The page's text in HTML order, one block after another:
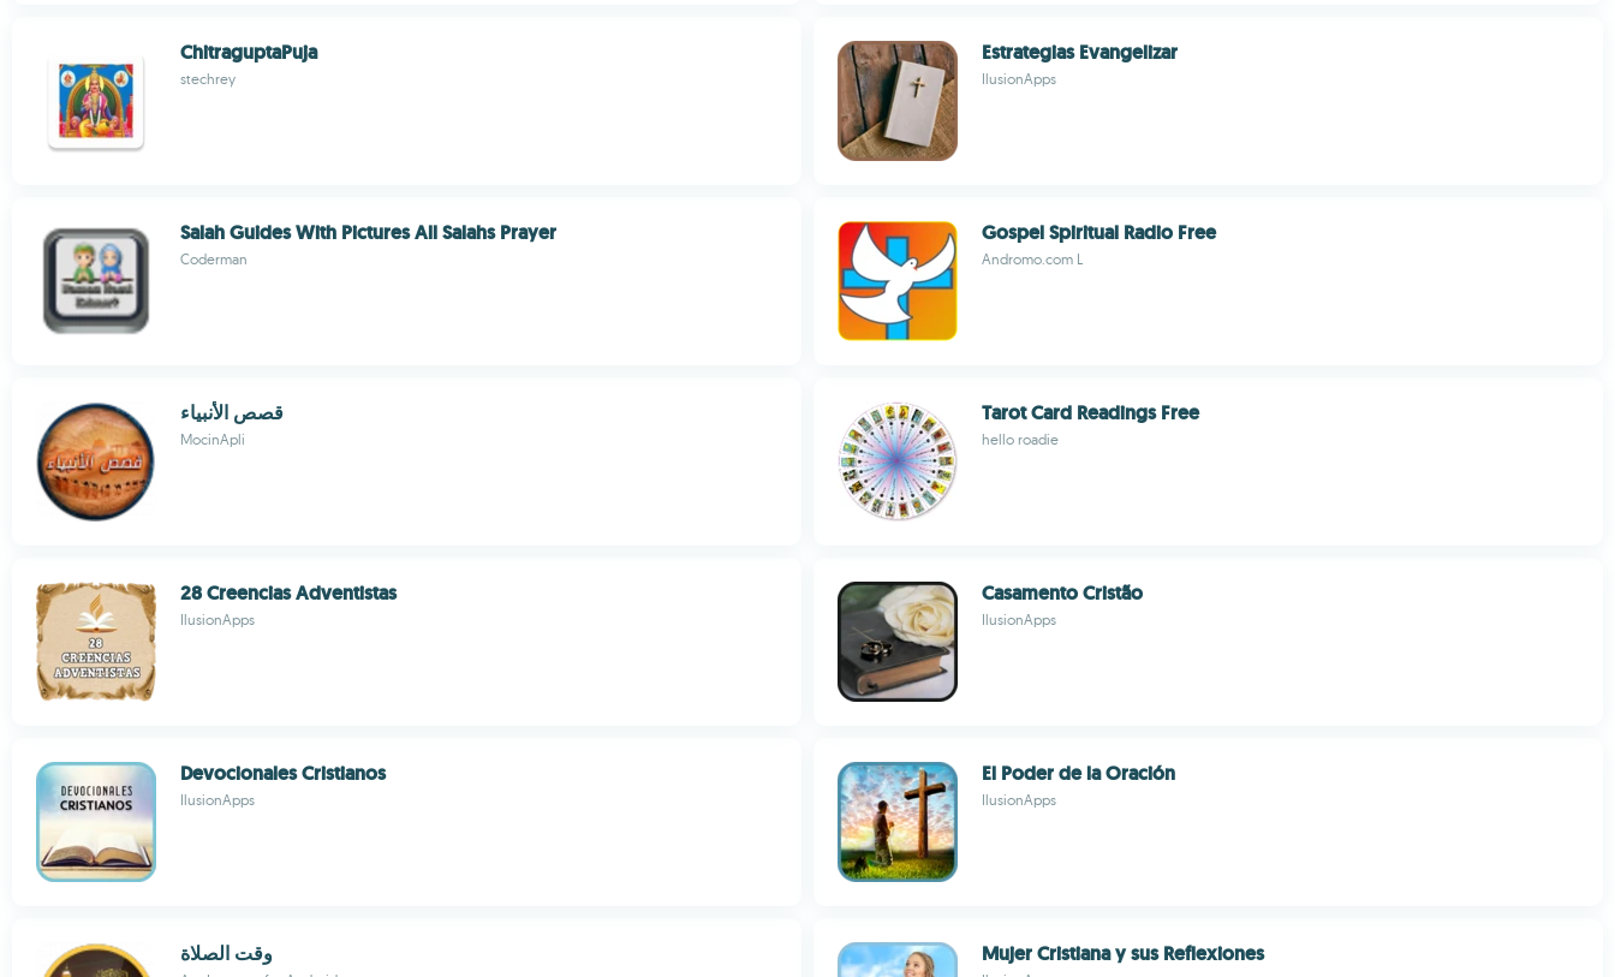
ChitraguptaPuja
stechrey
Estrategias Evangelizar
IlusionApps
Salah Guides With Pictures All Salahs Prayer
Coderman
Gospel Spiritual Radio Free
Andromo.com L
قصص الأنبياء
MocinApli
Tarot Card Readings Free
hello roadie
28 Creencias Adventistas
IlusionApps
Casamento Cristão
IlusionApps
Devocionales Cristianos
IlusionApps
El Poder de la Oración
IlusionApps
وقت الصلاة Mujer Cristiana y sus Reflexiones